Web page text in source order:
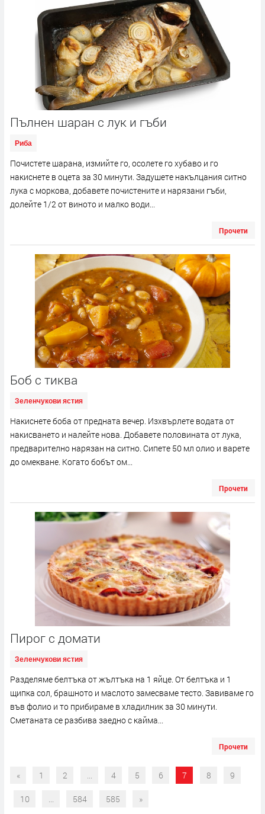
Пълнен шаран с лук и гъби
Риба
Почистете шарана, измийте го, осолете го хубаво и го
накиснете в оцета за 30 минути. Задушете накълцания ситно
лука с моркова, добавете почистените и нарязани гъби,
долейте 1/2 от виното и малко води...
Прочети
Боб с тиква
Зеленчукови ястия
Накиснете боба от предната вечер. Изхвърлете водата от
накисването и налейте нова. Добавете половината от лука,
предварително нарязан на ситно. Сипете 50 мл олио и варете
до омекване. Когато бобът ом...
Прочети
Пирог с домати
Зеленчукови ястия
Разделяме белтъка от жълтъка на 1 яйце. От белтъка и 1
щипка сол, брашното и маслото замесваме тесто. Завиваме го
във фолио и то прибираме в хладилник за 30 минути.
Сметаната се разбива заедно с кайма...
Прочети
« 1 2 ... 4 5 6 7 8 9
10 ... 584 585 »